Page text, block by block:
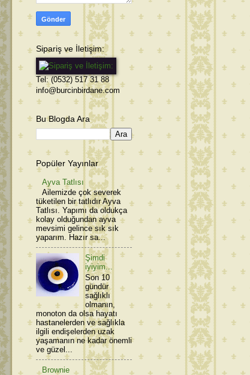
Sipariş ve İletişim:
Tel: (0532) 517 31 88
info@burcinbirdane.com
Bu Blogda Ara
Popüler Yayınlar
Ayva Tatlısı
Ailemizde çok severek
tüketilen bir tatlıdır Ayva
Tatlısı. Yapımı da oldukça
kolay olduğundan ayva
mevsimi gelince sık sık
yaparım. Hazır sa...
Şimdi
iyiyim...
Son 10
gündür
sağlıklı
olmanın,
monoton da olsa hayatı
hastanelerden ve sağlıkla
ilgili endişelerden uzak
yaşamanın ne kadar önemli
ve güzel...
Brownie